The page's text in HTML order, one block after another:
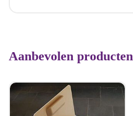
Aanbevolen producten